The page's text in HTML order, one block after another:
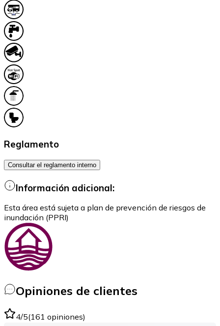
Reglamento
Consultar el reglamento interno
Información adicional:
Esta área está sujeta a plan de prevención de riesgos de
inundación (PPRI)
Opiniones de clientes
4/5(161 opiniones)